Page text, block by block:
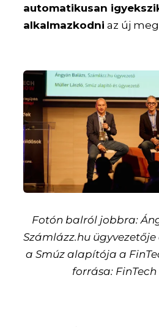
automatikusan
alkalmazkodni az új
Fotón balról jobbra:
Számlázz.hu ügyvezetője
a Smúz alapítója a
forrása: